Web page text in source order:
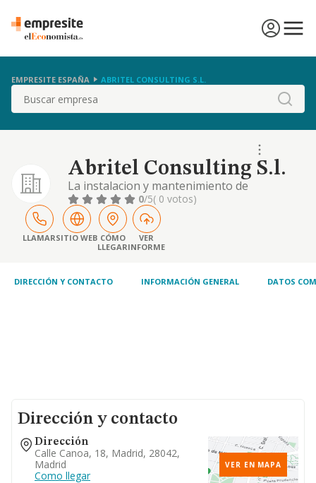
EMPRESITE ESPAÑA ABRITEL CONSULTING S.L.
Buscar
Abritel Consulting S.l.
La instalacion y mantenimiento de
mecanismos electronicos de apertura de
puertas por control remoto.
0/5( 0 votos)
LLAMARSITIO WEB CÓMO
LLEGAR
VER
INFORME
DIRECCIÓN Y CONTACTO INFORMACIÓN GENERAL DATOS
Dirección y contacto
Dirección
Calle Canoa, 18, Madrid, 28042,
Madrid
Como llegar
VER EN MAPA